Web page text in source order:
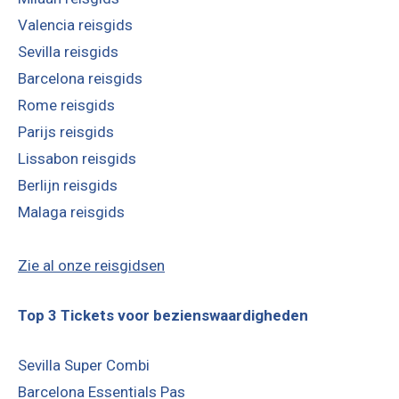
Valencia reisgids
Sevilla reisgids
Barcelona reisgids
Rome reisgids
Parijs reisgids
Lissabon reisgids
Berlijn reisgids
Malaga reisgids
Zie al onze reisgidsen
Top 3 Tickets voor bezienswaardigheden
Sevilla Super Combi
Barcelona Essentials Pas